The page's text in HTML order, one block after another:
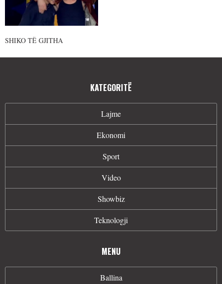
SHIKO TË GJITHA
KATEGORITË
Lajme
Ekonomi
Sport
Video
Showbiz
Teknologji
MENU
Ballina